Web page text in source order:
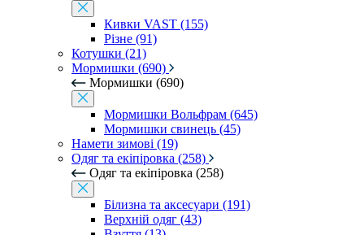
Кивки VAST (155)
Різне (91)
Котушки (21)
Мормишки (690)
Мормишки (690)
Мормишки Вольфрам (645)
Мормишки свинець (45)
Намети зимові (19)
Одяг та екіпіровка (258)
Одяг та екіпіровка (258)
Білизна та аксесуари (191)
Верхній одяг (43)